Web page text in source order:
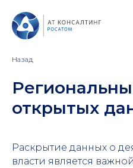
Назад
открытых
Раскрытие данных о
власти является